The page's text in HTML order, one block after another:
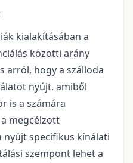
kialakításában a
közötti arány
arról, hogy a szálloda
nyújt, amiből
is a számára
megcélzott
nyújt specifikus kínálati
szempont lehet a